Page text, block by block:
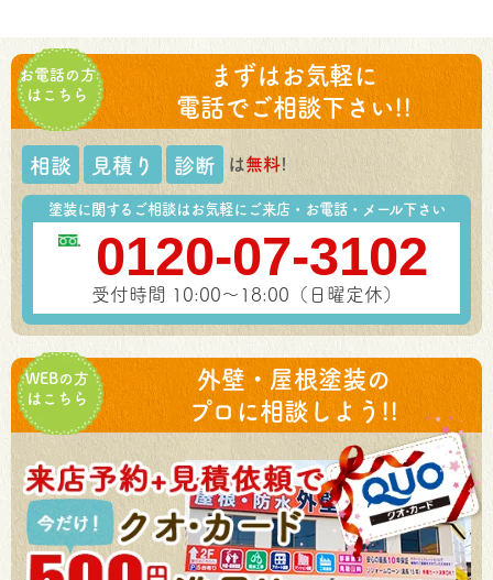
お電話の方
はこちら
まずはお気軽に
電話でご相談下さい!!
相談 見積り 診断 は無料!
塗装に関するご相談はお気軽にご来店・お電話・メール下さい
0120-07-3102
受付時間 10:00～18:00（日曜定休）
WEBの方
はこちら
外壁・屋根塗装の
プロに相談しよう!!